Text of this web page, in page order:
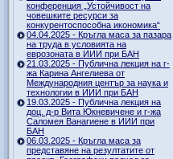
конференция „Устойчивост на
човешките ресурси за
конкурентоспособна икономика“
04.04.2025 - Кръгла маса за пазара
на труда в условията на
еврозоната в ИИИ при БАН
21.03.2025 - Публична лекция на г-
жа Карина Ангелиева от
Международния център за наука и
технологии в ИИИ при БАН
19.03.2025 - Публична лекция на
доц. д-р Вита Юкневичене и г-жа
Саломея Ванагиене в ИИИ при
БАН
06.03.2025 - Кръгла маса за
представяне на резултатите от